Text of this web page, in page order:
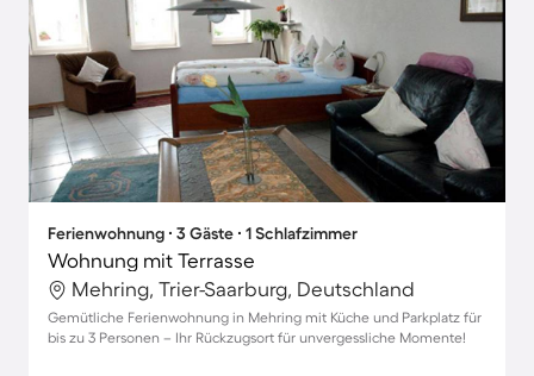
Ferienwohnung ∙ 3 Gäste ∙ 1 Schlafzimmer
Wohnung mit Terrasse
Mehring, Trier-Saarburg, Deutschland
Gemütliche Ferienwohnung in Mehring mit Küche und Parkplatz für
bis zu 3 Personen – Ihr Rückzugsort für unvergessliche Momente!